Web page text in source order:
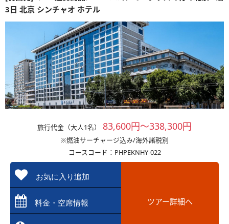
3日 北京 シンチャオ ホテル
旅行代金（大人1名） 83,600円～338,300円
※燃油サーチャージ込み/海外諸税別
コースコード：PHPEKNHY-022
お気に入り追加
料金・空席情報 ツアー詳細へ